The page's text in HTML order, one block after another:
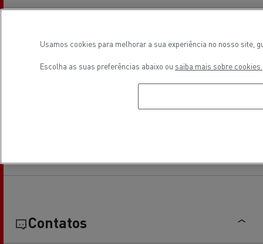
Contatos
Usamos cookies para melhorar a sua experiência no nosso site,
Escolha as suas preferências abaixo ou saiba mais sobre cookies.